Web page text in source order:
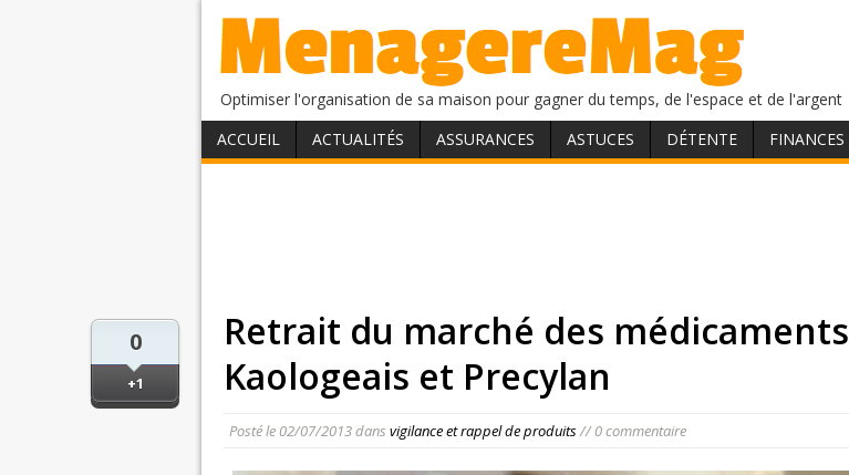
Optimiser l'organisation de sa maison pour gagner du temps, de l'espace et de l'argent
ACCUEIL
ACTUALITÉS ASSURANCES ASTUCES DÉTENTE FINANCES
0
+1
Retrait du marché des médicaments
Kaologeais et Precylan
Posté le 02/07/2013dans vigilance et rappel de produits// 0 commentaire